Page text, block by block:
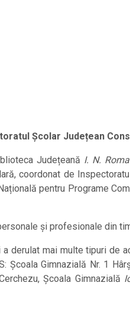
Școlar Județean
Județeană I. N.
coordonat de
pentru Programe
și profesionale din
derulat mai multe tipuri de
Gimnazială Nr. 1
Școala Gimnazială